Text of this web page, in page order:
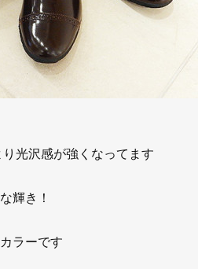
光沢感が強くなってます
輝き！
ラーです